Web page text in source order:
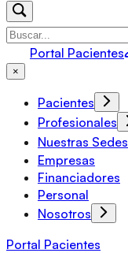
Portal Pacientes
×
Pacientes
Profesionales
Nuestras Sedes
Empresas
Financiadores
Personal
Nosotros
Portal Pacientes